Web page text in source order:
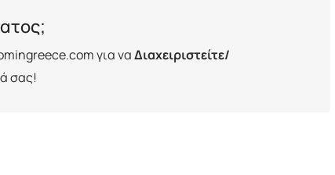
για ναΔιαχειριστείτε/
σας!